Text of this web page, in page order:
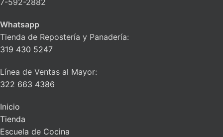
Whatsapp
Tienda de Repostería y Panadería:
319 430 5247
Línea de Ventas al Mayor:
322 663 4386
Inicio
Tienda
Escuela de Cocina